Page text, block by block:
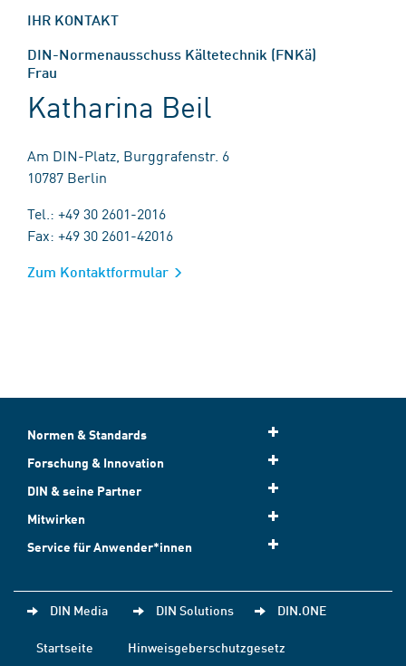
IHR KONTAKT
DIN-Normenausschuss Kältetechnik (FNKä)
Frau
Katharina Beil
Am DIN-Platz, Burggrafenstr. 6
10787 Berlin
Tel.: +49 30 2601-2016
Fax: +49 30 2601-42016
Zum Kontaktformular
Normen & Standards
Forschung & Innovation
DIN & seine Partner
Mitwirken
Service für Anwender*innen
DIN Media DIN Solutions DIN.ONE
Startseite
Hinweisgeberschutzgesetz